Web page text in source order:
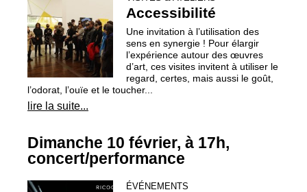
Accessibilité
Une invitation à l’utilisation des
sens en synergie ! Pour élargir
l’expérience autour des œuvres
d’art, ces visites invitent à utiliser le
regard, certes, mais aussi le goût,
l’odorat, l’ouïe et le toucher...
lire la suite...
Dimanche 10 février, à 17h,
concert/performance
ÉVÉNEMENTS